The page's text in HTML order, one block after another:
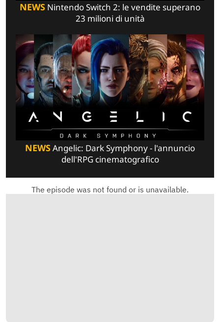
NEWS Nintendo Switch 2: le vendite superano
23 milioni di unità
NEWSAngelic: Dark Symphony - l'annuncio
dell'RPG cinematografico